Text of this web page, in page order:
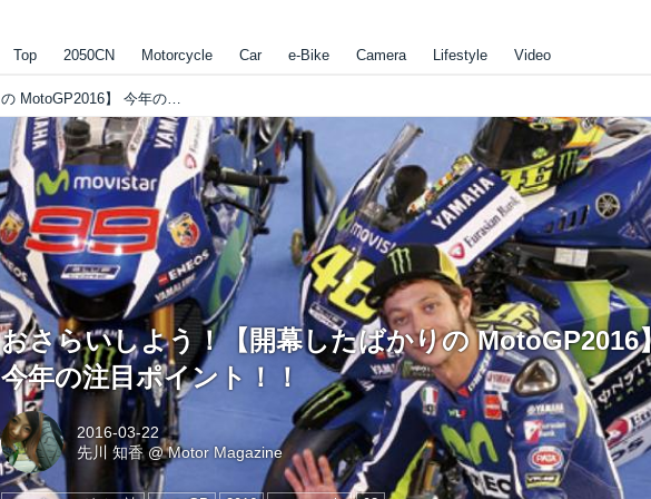
Top 2050CN Motorcycle Car e-Bike Camera Lifestyle Video
おさらいしよう！【開幕したばかりの MotoGP2016】 今年の注目ポイント！！
おさらいしよう！【開幕したばかりの MotoGP2016
今年の注目ポイント！！
2016-03-22
先川 知香@Motor Magazine